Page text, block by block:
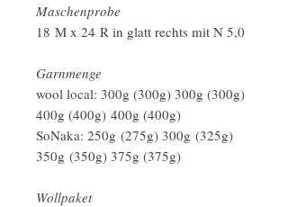
Maschenprobe
18 M x 24 R in glatt rechts mit N 5,0
Garnmenge
wool local: 300g (300g) 300g (300g)
400g (400g) 400g (400g)
SoNaka: 250g (275g) 300g (325g)
350g (350g) 375g (375g)
Wollpaket